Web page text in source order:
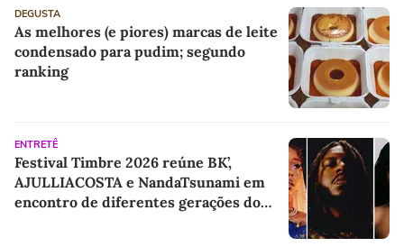
DEGUSTA
As melhores (e piores) marcas de leite
condensado para pudim; segundo
ranking
ENTRETÊ
Festival Timbre 2026 reúne BK’,
AJULLIACOSTA e NandaTsunami em
encontro de diferentes gerações do